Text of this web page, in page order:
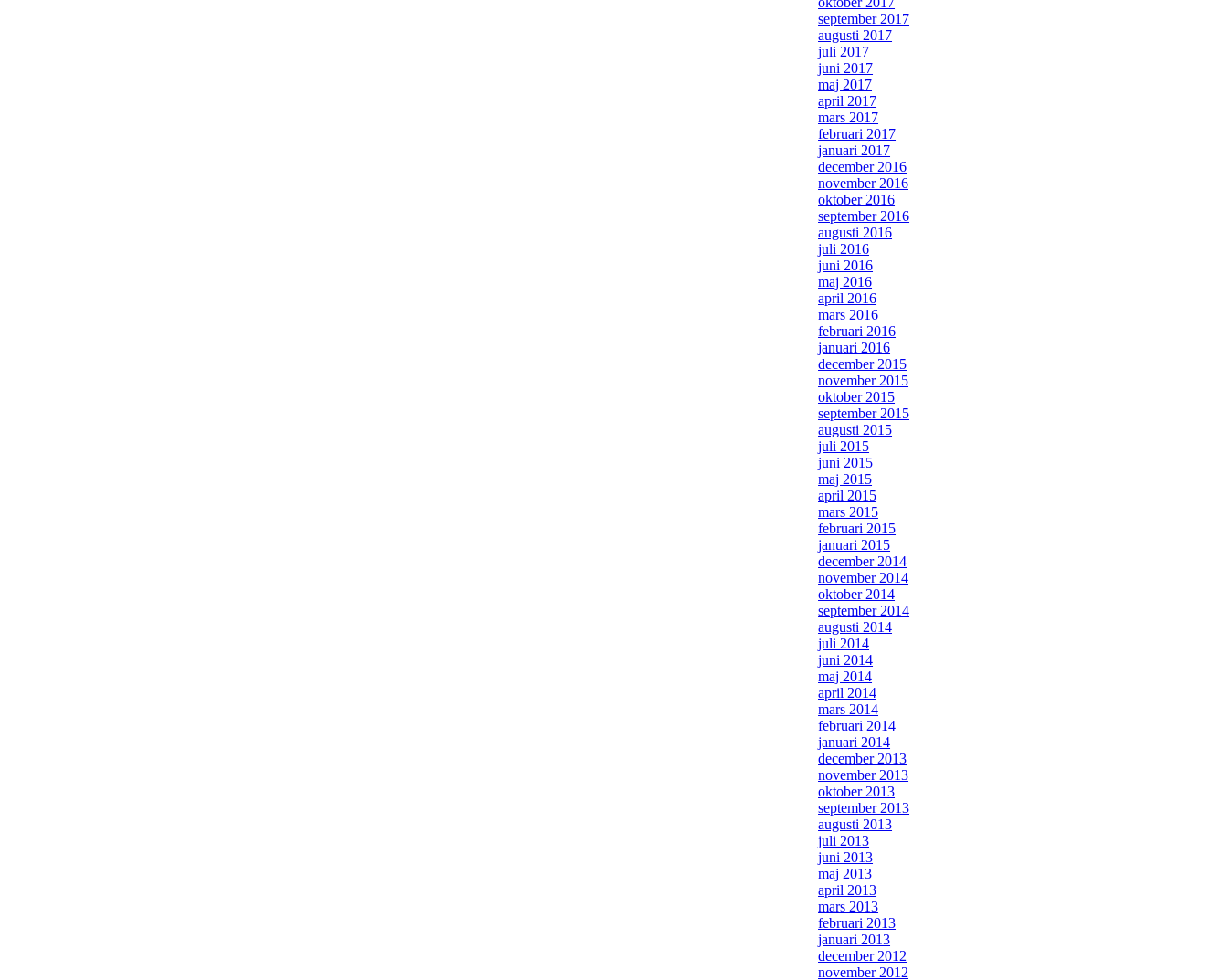
september 2017
augusti 2017
juli 2017
juni 2017
maj 2017
april 2017
mars 2017
februari 2017
januari 2017
december 2016
november 2016
oktober 2016
september 2016
augusti 2016
juli 2016
juni 2016
maj 2016
april 2016
mars 2016
februari 2016
januari 2016
december 2015
november 2015
oktober 2015
september 2015
augusti 2015
juli 2015
juni 2015
maj 2015
april 2015
mars 2015
februari 2015
januari 2015
december 2014
november 2014
oktober 2014
september 2014
augusti 2014
juli 2014
juni 2014
maj 2014
april 2014
mars 2014
februari 2014
januari 2014
december 2013
november 2013
oktober 2013
september 2013
augusti 2013
juli 2013
juni 2013
maj 2013
april 2013
mars 2013
februari 2013
januari 2013
december 2012
november 2012